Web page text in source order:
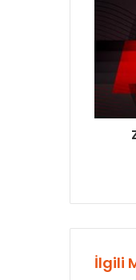
İlgili